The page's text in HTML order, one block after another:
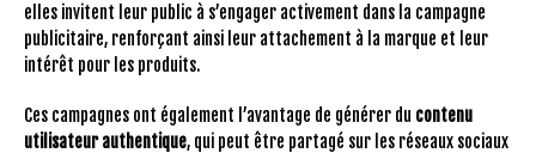
elles invitent leur public à s’engager activement dans la campagne
publicitaire, renforçant ainsi leur attachement à la marque et leur
intérêt pour les produits.
Ces campagnes ont également l’avantage de générer du contenu
utilisateur authentique, qui peut être partagé sur les réseaux sociaux